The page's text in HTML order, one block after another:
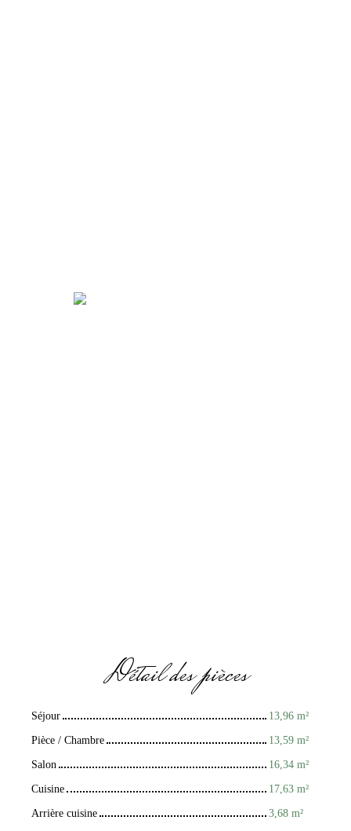
Détail des pièces
Séjour
13,96 m²
Pièce / Chambre
13,59 m²
Salon
16,34 m²
Cuisine
17,63 m²
Arrière cuisine
3,68 m²